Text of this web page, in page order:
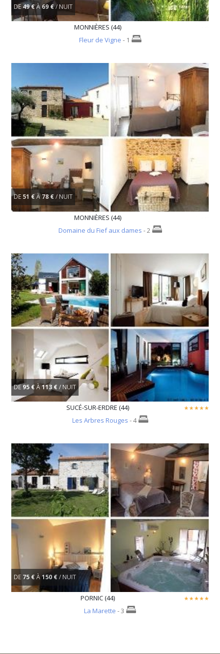
DE 49 €À69 €/ NUIT
MONNIÈRES (44)
Fleur de Vigne - 1
DE 51 €À 78 €/ NUIT
MONNIÈRES (44)
Domaine du Fief aux dames - 2
DE 95 €À113 €/ NUIT
SUCÉ-SUR-ERDRE (44)
Les Arbres Rouges - 4
DE 75 €À150 €/ NUIT
PORNIC (44)
La Marette - 3